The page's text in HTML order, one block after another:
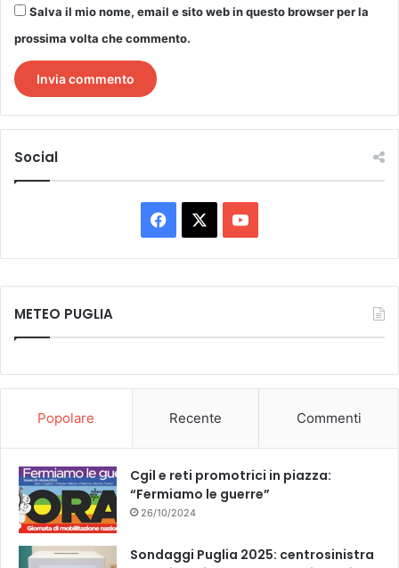
Salva il mio nome, email e sito web in questo browser per la
prossima volta che commento.
Social
Facebook You
Tube
METEO PUGLIA
Popolare Recente Commenti
Cgil e reti promotrici in piazza:
“Fermiamo le guerre”
26/10/2024
Sondaggi Puglia 2025: centrosinistra